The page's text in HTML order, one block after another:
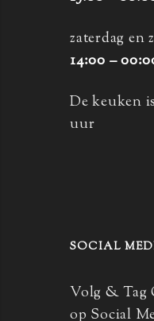
zaterdag en
14:00 –
De keuken
uur
SOCIAL
Volg & Tag
op Social